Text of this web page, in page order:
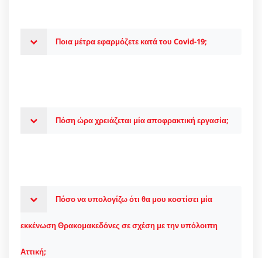
Ποια μέτρα εφαρμόζετε κατά του Covid-19;
Πόση ώρα χρειάζεται μία αποφρακτική εργασία;
Πόσο να υπολογίζω ότι θα μου κοστίσει μία
εκκένωση Θρακομακεδόνες σε σχέση με την υπόλοιπη
Αττική;